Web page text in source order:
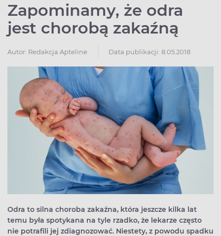
Zapominamy, że odra
jest chorobą zakaźną
Autor: Redakcja Apteline Data publikacji: 8.05.2018
Odra to silna choroba zakaźna, która jeszcze kilka lat
temu była spotykana na tyle rzadko, że lekarze często
nie potrafili jej zdiagnozować. Niestety, z powodu spadku